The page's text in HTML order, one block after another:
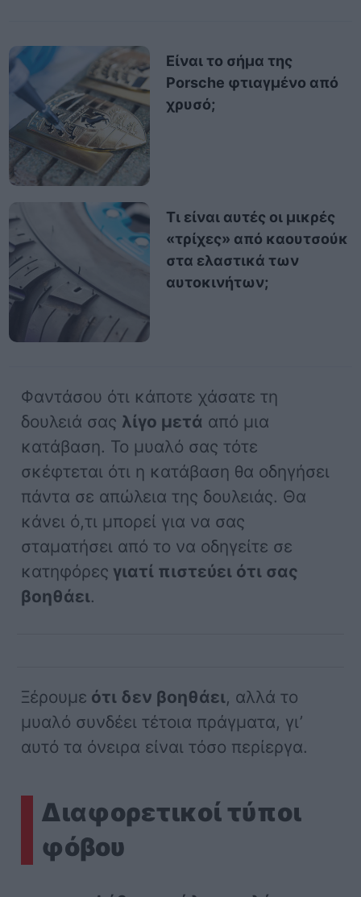
Είναι το σήμα της
Porsche φτιαγμένο από
χρυσό;
Τι είναι αυτές οι μικρές
«τρίχες» από καουτσούκ
στα ελαστικά των
αυτοκινήτων;
Φαντάσου ότι κάποτε χάσατε τη
δουλειά σας λίγο μετά από μια
κατάβαση. Το μυαλό σας τότε
σκέφτεται ότι η κατάβαση θα οδηγήσει
πάντα σε απώλεια της δουλειάς. Θα
κάνει ό,τι μπορεί για να σας
σταματήσει από το να οδηγείτε σε
κατηφόρες γιατί πιστεύει ότι σας
βοηθάει.
Ξέρουμε ότι δεν βοηθάει, αλλά το
μυαλό συνδέει τέτοια πράγματα, γι’
αυτό τα όνειρα είναι τόσο περίεργα.
Διαφορετικοί τύποι
φόβου